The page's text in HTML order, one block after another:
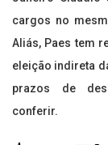
cargos no
Aliás, Paes tem
eleição indireta
prazos de
conferir.